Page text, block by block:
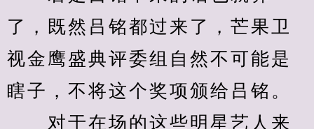
了，既然吕铭都过来了，芒果卫
视金鹰盛典评委组自然不可能是
瞎子，不将这个奖项颁给吕铭。
对于在场的这些明星艺人来